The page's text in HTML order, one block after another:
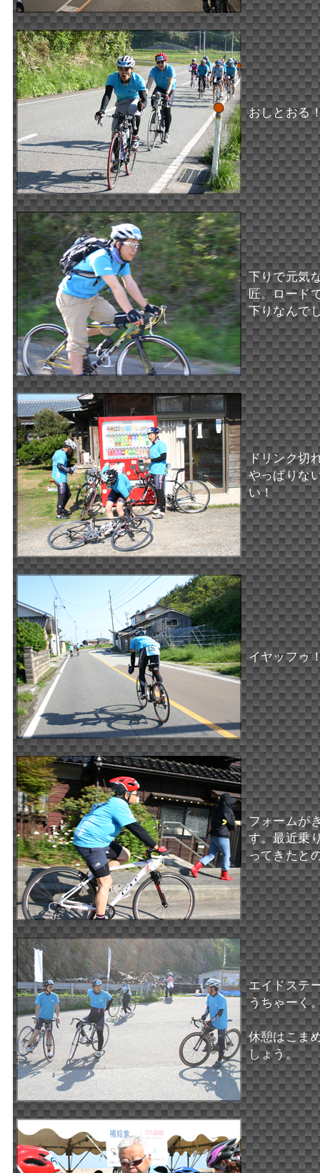
おしとおる
下りで元気
匠。ロード
下りなんで
ドリンク切
やっぱりな
い！
イヤッフゥ
フォームが
す。最近乗
ってきたと
エイドステ
うちゃーく
休憩はこま
しょう。